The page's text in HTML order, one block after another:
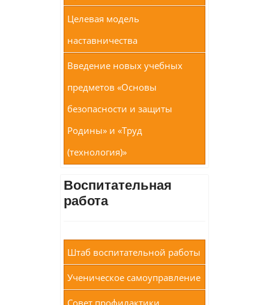
Целевая модель
наставничества
Введение новых учебных
предметов «Основы
безопасности и защиты
Родины» и «Труд
(технология)»
Воспитательная
работа
Штаб воспитательной работы
Ученическое самоуправление
Совет профилактики